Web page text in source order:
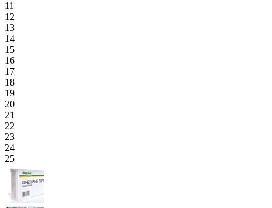
11
12
13
14
15
16
17
18
19
20
21
22
23
24
25